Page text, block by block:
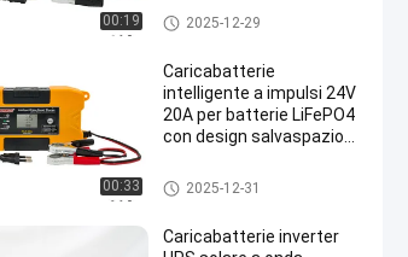
00:19 caricatore della batteria al litio
2025-12-29
00:33
Caricabatterie
intelligente a impulsi 24V
20A per batterie LiFePO4
con design salvaspazio
litio
caricatore della batteria al litio
2025-12-31
Caricabatterie inverter